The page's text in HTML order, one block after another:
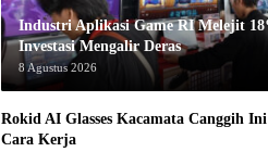
Industri Aplikasi Game RI Melejit
Investasi Mengalir Deras
8 Agustus 2026
Rokid AI Glasses Kacamata Canggih
Cara Kerja